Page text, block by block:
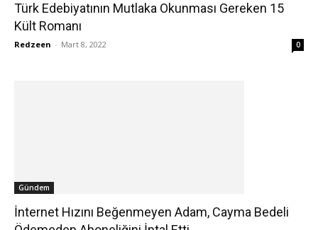
Türk Edebiyatının Mutlaka Okunması Gereken 15
Kült Romanı
Redzeen - Mart 8, 2022 0
Gündem
İnternet Hızını Beğenmeyen Adam, Cayma Bedeli